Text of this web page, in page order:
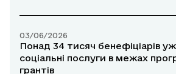
03/06/2026
Понад 34 тисяч бенефіціарів
соціальні послуги в межах
грантів